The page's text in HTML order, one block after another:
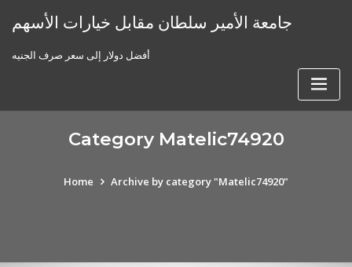
جامعة الأمير سلطان مقابل خيارات الأسهم
أفضل دولار إلى سعر صرف الجنيه
Category Matelic74920
Home Archive by category "Matelic74920"